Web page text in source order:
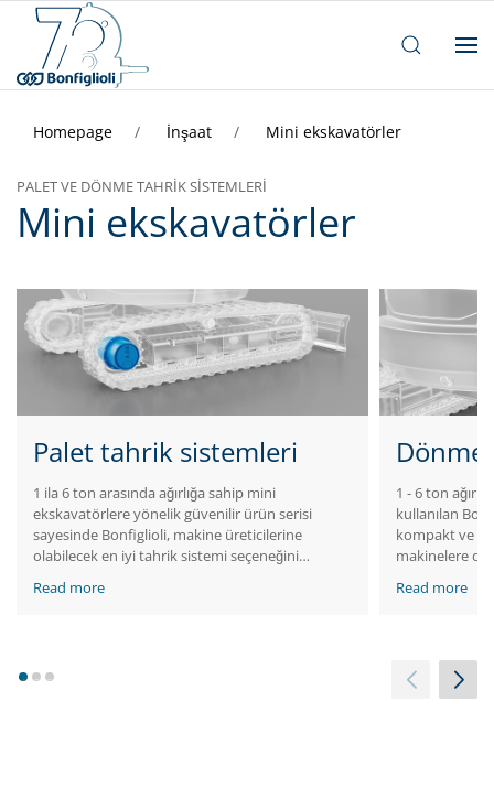
Homepage İnşaat Mini ekskavatörler
PALET VE DÖNME TAHRIK SISTEMLERI
Mini ekskavatörler
Palet tahrik sistemleri
1 ila 6 ton arasında ağırlığa sahip mini
ekskavatörlere yönelik güvenilir ürün serisi
sayesinde Bonfiglioli, makine üreticilerine
olabilecek en iyi tahrik sistemi seçeneğini
içeren yüksek performans, portföyümüzün en
toplam sahip olma maliyeti sunarlar.
Read more
1 - 6 ton
kullanılan
kompakt ve
makinelere
elektrikli
vermeden
sağlar.
Read more
123